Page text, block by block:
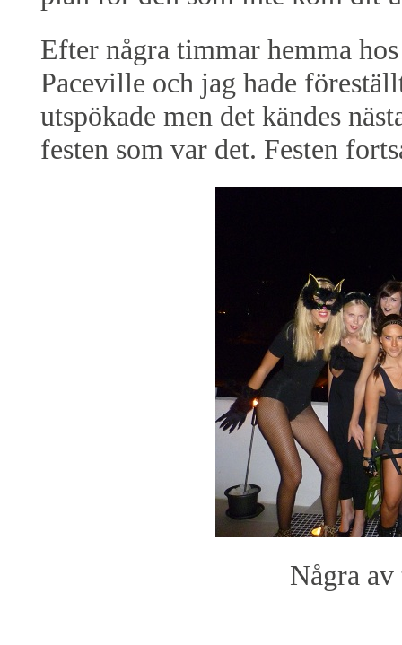
Efter några timmar hemma
Paceville och jag hade
utspökade men det kändes
festen som var det. Festen
Några